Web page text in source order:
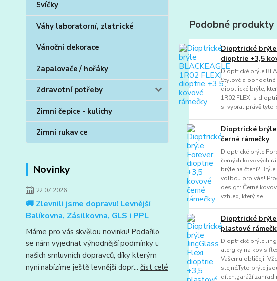
Svíčky
Váhy laboratorní, zlatnické
Vánoční dekorace
Zapalovače / hořáky
Zdravotní potřeby
Zimní čepice - kulichy
Zimní rukavice
Novinky
22.07.2026
🚚 Zlevnili jsme dopravu! Levnější
Balíkovna, Zásilkovna, GLS i PPL
Máme pro vás skvělou novinku! Podařilo
se nám vyjednat výhodnější podmínky u
našich smluvních dopravců, díky kterým
nyní nabízíme ještě levnější dopr... číst celé
Podobné produkty
Dioptrické brýle
dioptrie +3,5
Dioptrické brýle
Stylové a pohodlné
dioptrické brýle,
1R02 FLEXI s
si vybrat právě tyto
Dioptrické
černé rámečky
Dioptrické brýle
černých kovových
brýle na čtení?
volbou pro vás!
design: Černé
vzhled, který se...
Dioptrické
plastové
Dioptrické brýle
alergiky na kov s
Vašemu obličeji.
stejné.Tyto brýle